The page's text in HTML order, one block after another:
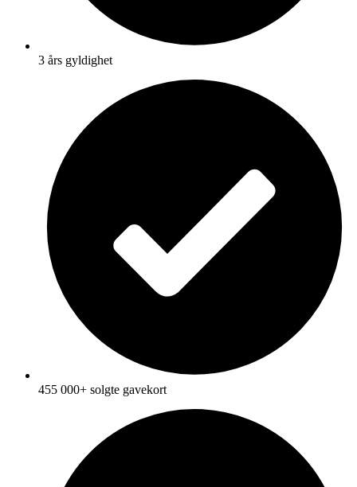
3 års gyldighet
455 000+ solgte gavekort